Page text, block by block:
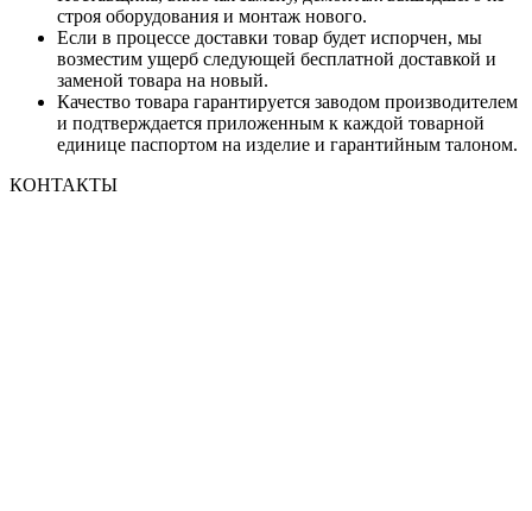
строя оборудования и монтаж нового.
Если в процессе доставки товар будет испорчен, мы
возместим ущерб следующей бесплатной доставкой и
заменой товара на новый.
Качество товара гарантируется заводом производителем
и подтверждается приложенным к каждой товарной
единице паспортом на изделие и гарантийным талоном.
КОНТАКТЫ